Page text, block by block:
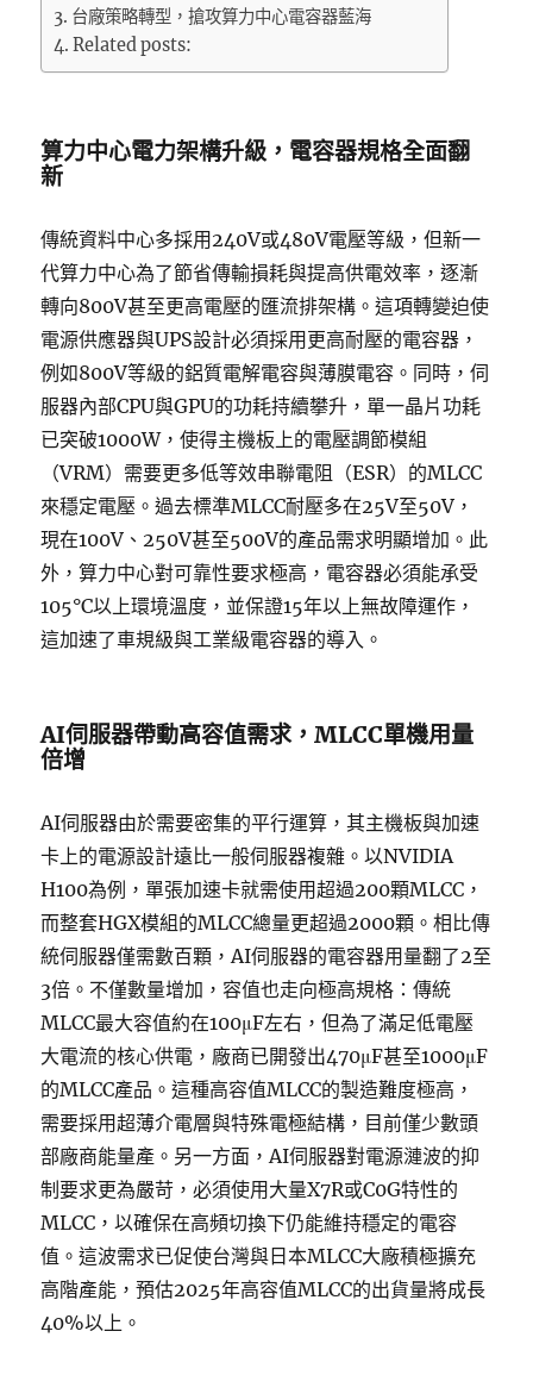
台廠策略轉型，搶攻算力中心電容器藍海
Related posts:
算力中心電力架構升級，電容器規格全面翻
新
傳統資料中心多採用240V或480V電壓等級，但新一
代算力中心為了節省傳輸損耗與提高供電效率，逐漸
轉向800V甚至更高電壓的匯流排架構。這項轉變迫使
電源供應器與UPS設計必須採用更高耐壓的電容器，
例如800V等級的鋁質電解電容與薄膜電容。同時，伺
服器內部CPU與GPU的功耗持續攀升，單一晶片功耗
已突破1000W，使得主機板上的電壓調節模組
（VRM）需要更多低等效串聯電阻（ESR）的MLCC
來穩定電壓。過去標準MLCC耐壓多在25V至50V，
現在100V、250V甚至500V的產品需求明顯增加。此
外，算力中心對可靠性要求極高，電容器必須能承受
105°C以上環境溫度，並保證15年以上無故障運作，
這加速了車規級與工業級電容器的導入。
AI伺服器帶動高容值需求，MLCC單機用量
倍增
AI伺服器由於需要密集的平行運算，其主機板與加速
卡上的電源設計遠比一般伺服器複雜。以NVIDIA
H100為例，單張加速卡就需使用超過200顆MLCC，
而整套HGX模組的MLCC總量更超過2000顆。相比傳
統伺服器僅需數百顆，AI伺服器的電容器用量翻了2至
3倍。不僅數量增加，容值也走向極高規格：傳統
MLCC最大容值約在100μF左右，但為了滿足低電壓
大電流的核心供電，廠商已開發出470μF甚至1000μF
的MLCC產品。這種高容值MLCC的製造難度極高，
需要採用超薄介電層與特殊電極結構，目前僅少數頭
部廠商能量產。另一方面，AI伺服器對電源漣波的抑
制要求更為嚴苛，必須使用大量X7R或C0G特性的
MLCC，以確保在高頻切換下仍能維持穩定的電容
值。這波需求已促使台灣與日本MLCC大廠積極擴充
高階產能，預估2025年高容值MLCC的出貨量將成長
40%以上。